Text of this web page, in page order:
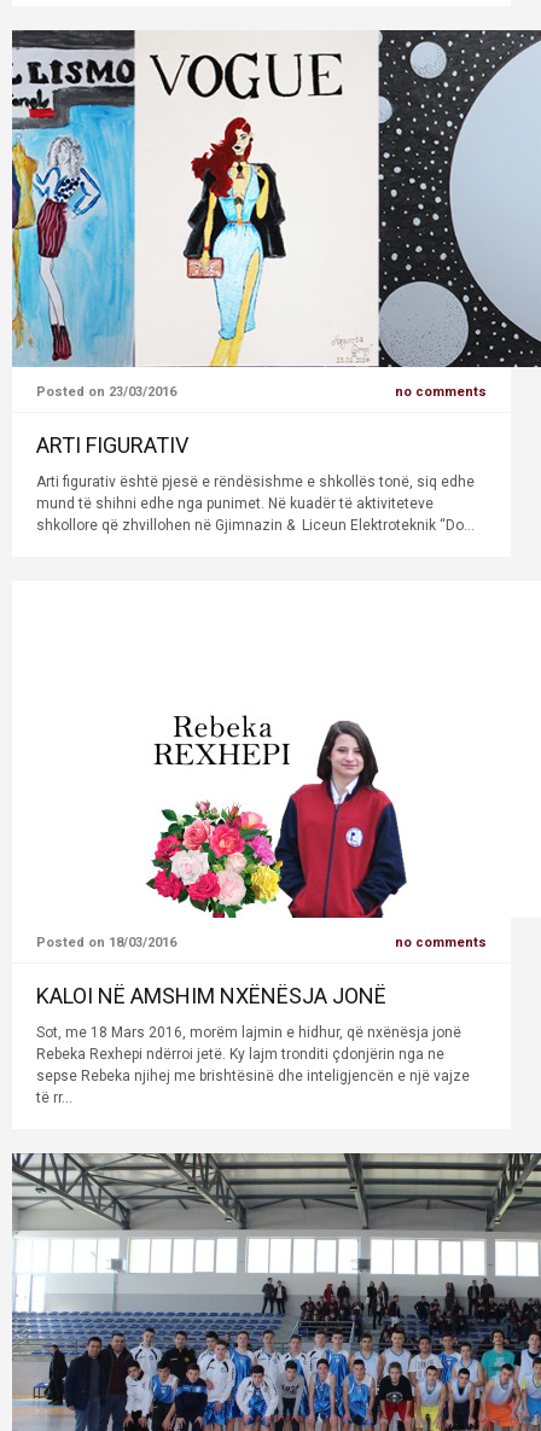
Posted on 23/03/2016 no comments
ARTI FIGURATIV
Arti figurativ është pjesë e rëndësishme e shkollës tonë, siq edhe
mund të shihni edhe nga punimet. Në kuadër të aktiviteteve
shkollore që zhvillohen në Gjimnazin & Liceun Elektroteknik “Do...
Posted on 18/03/2016 no comments
KALOI NË AMSHIM NXËNËSJA JONË
Sot, me 18 Mars 2016, morëm lajmin e hidhur, që nxënësja jonë
Rebeka Rexhepi ndërroi jetë. Ky lajm tronditi çdonjërin nga ne
sepse Rebeka njihej me brishtësinë dhe inteligjencën e një vajze
të rr...